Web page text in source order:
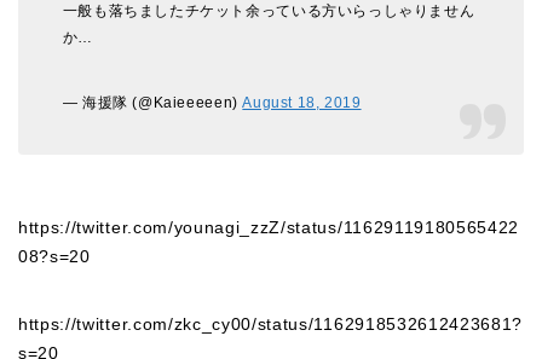
一般も落ちましたチケット余っている方いらっしゃりません
か…
— 海援隊 (@Kaieeeeen)August 18, 2019
https://twitter.com/younagi_zzZ/status/11629119180565422
08?s=20
https://twitter.com/zkc_cy00/status/1162918532612423681?
s=20